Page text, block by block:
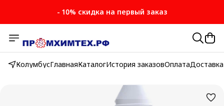
- 10% скидка на первый заказ
КолумбусГлавнаяКаталогИстория заказовОплатаДоставка